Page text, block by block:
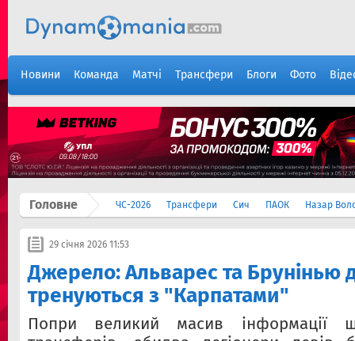
Новини Команда Матчі Трансфери Блоги Фото
Головне ЧС-2026 Трансфери Сич ПАОК Назар
29 січня 2026 11:53
Джерело: ​Альварес та Брунінью
тренуються з "Карпатами"
Попри великий масив інформації